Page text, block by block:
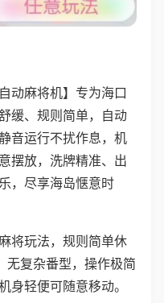
动麻将机】专为海口
缓、规则简单，自动
音运行不扰作息，机
摆放，洗牌精准、出
，尽享海岛惬意时
将玩法，规则简单休
无复杂番型，操作极简
身轻便可随意移动。